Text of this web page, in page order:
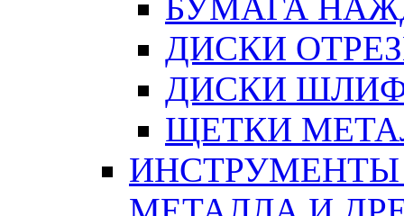
БУМАГА
ДИСКИ
ДИСКИ
ЩЕТКИ
ИНСТРУМЕНТЫ